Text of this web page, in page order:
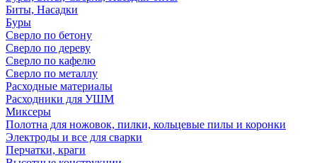
Биты, Насадки
Буры
Сверло по бетону
Сверло по дереву
Сверло по кафелю
Сверло по металлу
Расходные материалы
Расходники для УШМ
Миксеры
Полотна для ножовок, пилки, кольцевые пилы и коронки
Электроды и все для сварки
Перчатки, краги